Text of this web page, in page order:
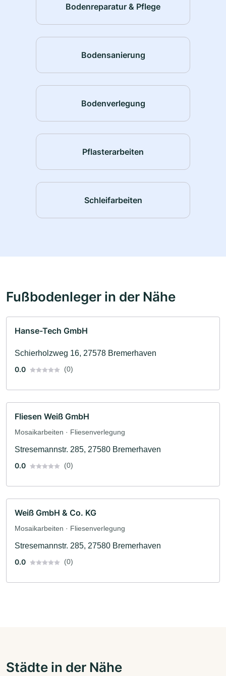
Bodenreparatur & Pflege
Bodensanierung
Bodenverlegung
Pflasterarbeiten
Schleifarbeiten
Fußbodenleger in der Nähe
Hanse-Tech GmbH
Schierholzweg 16, 27578 Bremerhaven
0.0
(0)
Fliesen Weiß GmbH
Mosaikarbeiten · Fliesenverlegung
Stresemannstr. 285, 27580 Bremerhaven
0.0
(0)
Weiß GmbH & Co. KG
Mosaikarbeiten · Fliesenverlegung
Stresemannstr. 285, 27580 Bremerhaven
0.0
(0)
Städte in der Nähe